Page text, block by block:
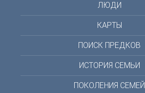
ЛЮДИ
КАРТЫ
ПОИСК ПРЕДКОВ
ИСТОРИЯ СЕМЬИ
ПОКОЛЕНИЯ СЕМЕЙ